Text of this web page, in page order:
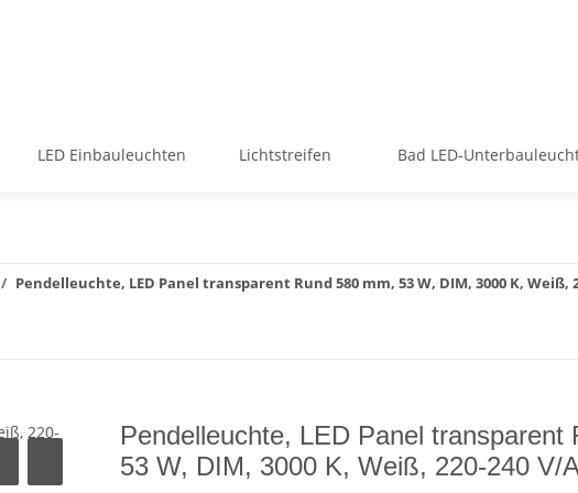
LED Einbauleuchten Lichtstreifen Bad LED-
Pendelleuchte, LED Panel transparent Rund 580 mm, 53 W, DIM, 3000 K, Weiß,
Pendelleuchte, LED Panel transparent
53 W, DIM, 3000 K, Weiß, 220-240 V/